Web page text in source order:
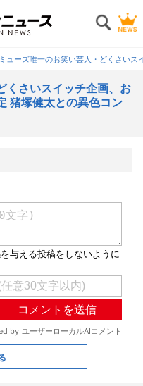
ューズ唯一のお笑い芸人・どくさい
くさいスイッチ企画、お
猪塚健太との異色コン